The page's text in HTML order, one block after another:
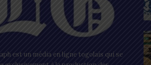
est un média en ligne togolais qui se